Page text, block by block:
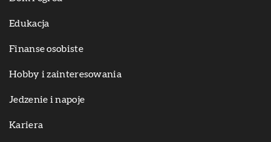
Edukacja
Finanse osobiste
Hobby i zainteresowania
Jedzenie i napoje
Kariera